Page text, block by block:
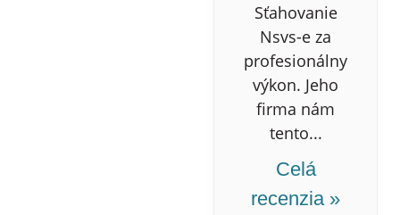
Sťahovanie
Nsvs-e za
profesionálny
výkon. Jeho
firma nám
tento...
Celá
recenzia »